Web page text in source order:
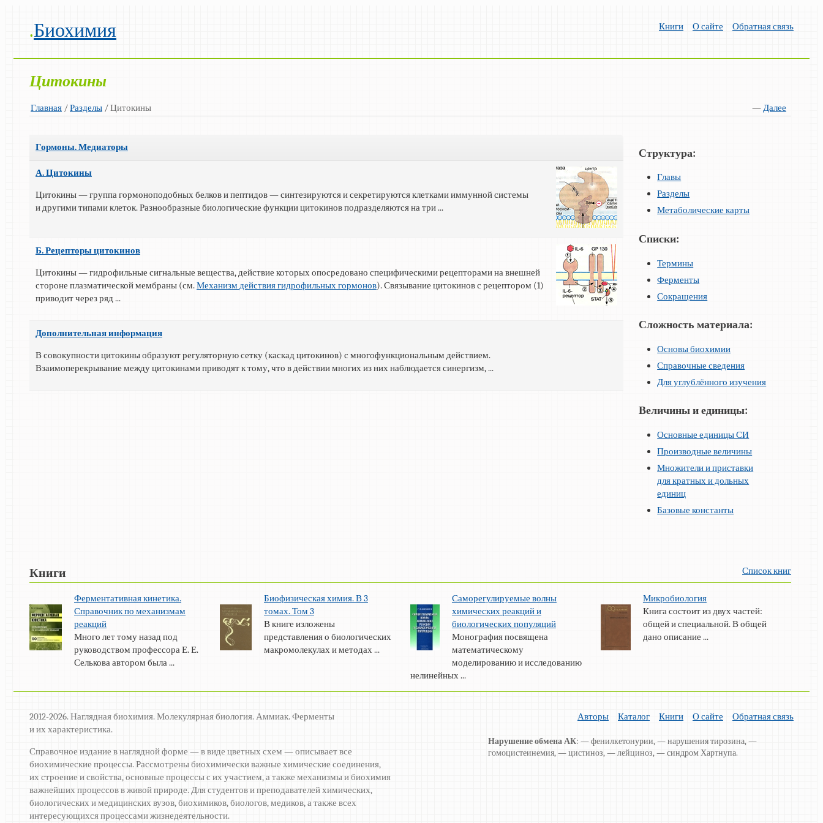
.Биохимия Книги О сайте Обратная связь
Цитокины
Главная / —Далее
Разделы / Цитокины
Гормоны. Медиаторы
А. Цитокины
Цитокины — группа гормоноподобных белков и пептидов — синтезируются и секретируются клетками иммунной системы
и другими типами клеток. Разнообразные биологические функции цитокинов подразделяются на три ...
Б. Рецепторы цитокинов
Цитокины — гидрофильные сигнальные вещества, действие которых опосредовано специфическими рецепторами на внешней
стороне плазматической мембраны (см.Механизм действия гидрофильных гормонов). Связывание цитокинов с рецептором (1)
приводит через ряд ...
Дополнительная информация
В совокупности цитокины образуют регуляторную сетку (каскад цитокинов) с многофункциональным действием.
Взаимоперекрывание между цитокинами приводят к тому, что в действии многих из них наблюдается синергизм, ...
Структура:
Главы
Разделы
Метаболические карты
Списки:
Термины
Ферменты
Сокращения
Сложность материала:
Основы биохимии
Справочные сведения
Для углублённого изучения
Величины и единицы:
Основные единицы СИ
Производные величины
Множители и приставки
для кратных и дольных
единиц
Базовые константы
Книги Список книг
Ферментативная кинетика.
Справочник по механизмам
реакций
Много лет тому назад под
руководством профессора Е. Е.
Селькова автором была ...
Биофизическая химия. В 3
томах. Том 3
В книге изложены
представления о биологических
макромолекулах и методах ...
Саморегулируемые волны
химических реакций и
биологических популяций
Монография посвящена
математическому
моделированию и исследованию
нелинейных ...
Микробиология
Книга состоит из двух частей:
общей и специальной. В общей
дано описание ...
2012-2026. Наглядная биохимия. Молекулярная биология. Аммиак. Ферменты
и их характеристика.
Справочное издание в наглядной форме — в виде цветных схем — описывает все
биохимические процессы. Рассмотрены биохимически важные химические соединения,
их строение и свойства, основные процессы с их участием, а также механизмы и биохимия
важнейших процессов в живой природе. Для студентов и преподавателей химических,
биологических и медицинских вузов, биохимиков, биологов, медиков, а также всех
интересующихся процессами жизнедеятельности.
Авторы Каталог Книги О сайте Обратная связь
Нарушение обмена АК: — фенилкетонурии, — нарушения тирозина, —
гомоцистеинемия, — цистиноз, — лейциноз, — синдром Хартнупа.